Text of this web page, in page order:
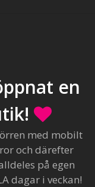
en
med mobilt
och därefter
på egen
dagar i veckan!